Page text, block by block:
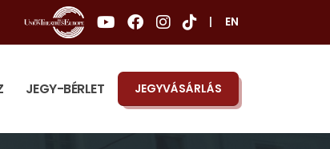
EN
JEGY-BÉRLET JEGYVÁSÁRLÁS